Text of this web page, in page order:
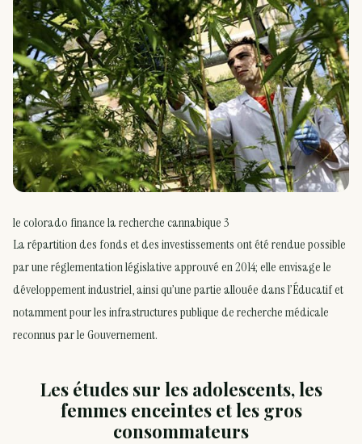
le colorado finance la recherche cannabique 3
La répartition des fonds et des investissements ont été rendue possible
par une réglementation législative approuvé en 2014; elle envisage le
développement industriel, ainsi qu’une partie allouée dans l’Éducatif et
notamment pour les infrastructures publique de recherche médicale
reconnus par le Gouvernement.
Les études sur les adolescents, les
femmes enceintes et les gros
consommateurs